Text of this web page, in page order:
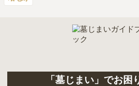
「墓じまい」でお困